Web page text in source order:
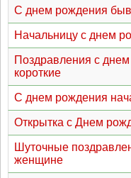
С днем рождения
Начальницу с днем
Поздравления с
короткие
С днем рождения
Открытка с Днем
Шуточные
женщине